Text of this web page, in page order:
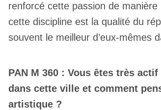
renforcé cette passion de
cette discipline est la qualité du
souvent le meilleur d’eux-mêmes
PAN M 360 : Vous êtes très
dans cette ville et comment
artistique ?